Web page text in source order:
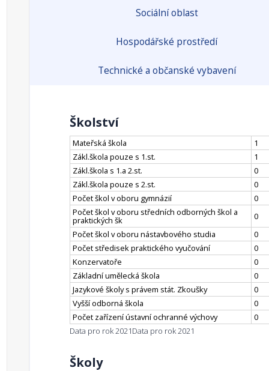
Sociální oblast
Hospodářské prostředí
Technické a občanské vybavení
Školství
Mateřská škola
1
Zákl.škola pouze s 1.st.
1
Zákl.škola s 1.a 2.st.
0
Zákl.škola pouze s 2.st.
0
Počet škol v oboru gymnázií
0
Počet škol v oboru středních odborných škol a
praktických šk
0
Počet škol v oboru nástavbového studia
0
Počet středisek praktického vyučování
0
Konzervatoře
0
Základní umělecká škola
0
Jazykové školy s právem stát. Zkoušky
0
Vyšší odborná škola
0
Počet zařízení ústavní ochranné výchovy
0
Data pro rok 2021Data pro rok 2021
Školy